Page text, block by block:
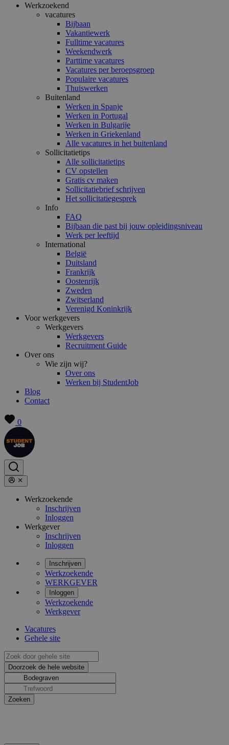
Werkzoekend
vacatures
Bijbaan
Vakantiewerk
Fulltime vacatures
Weekendwerk
Parttime vacatures
Vacatures per beroepsgroep
Populaire vacatures
Thuiswerken
Buitenland
Werken in Spanje
Werken in Portugal
Werken in Bulgarije
Werken in Griekenland
Alle vacatures in het buitenland
Sollicitatietips
Alle sollicitatietips
CV opstellen
Gratis cv maken
Sollicitatiebrief schrijven
Het sollicitatiegesprek
Info
FAQ
Bijbaan die past bij jouw opleidingsniveau
Werk per leeftijd
International
België
Duitsland
Frankrijk
Oostenrijk
Zweden
Zwitserland
Verenigd Koninkrijk
Voor werkgevers
Werkgevers
Werkgevers
Recruitment Guide
Over ons
Wie zijn wij?
Over ons
Werken bij StudentJob
Blog
Contact
0
Werkzoekende
Inschrijven
Inloggen
Werkgever
Inschrijven
Inloggen
Inschrijven
Werkzoekende
WERKGEVER
Inloggen
Werkzoekende
Werkgever
Vacatures
Gehele site